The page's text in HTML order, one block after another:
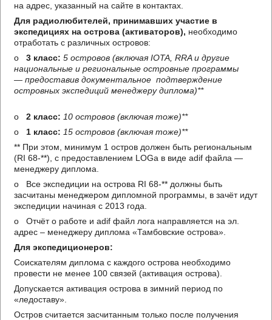
на адрес, указанный на сайте в контактах.
Для радиолюбителей, принимавших участие в
экспедициях на острова (активаторов), необходимо
отработать с различных островов:
o3 класс: 5 островов (включая IOTA, RRA и другие
национальные и региональные островные программы
— предоставив документальноеподтверждение
островных экспедиций менеджеру диплома)**
o2 класс: 10 островов(включая тоже)**
o 1 класс: 15 островов (включая тоже)**
** При этом, минимум 1 остров должен быть региональным
(RI 68-**), с предоставлением LOGa в виде adif файла —
менеджеру диплома.
o Все экспедиции на острова RI 68-** должны быть
засчитаны менеджером дипломной программы, в зачёт идут
экспедиции начиная с 2013 года.
o Oтчёт о работе и adif файл лога направляется на эл.
адрес – менеджеру диплома «Тамбовские острова».
Для экспедиционеров:
Соискателям диплома с каждого острова необходимо
провести не менее 100 связей (активация острова).
Допускается активация острова в зимний период по
«ледоставу».
Остров считается засчитанным только после получения